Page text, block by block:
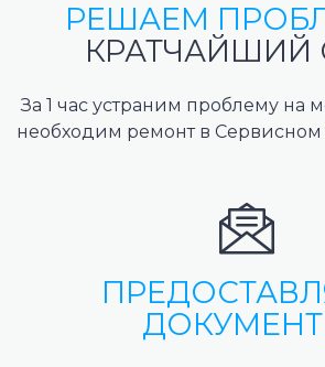
РЕШАЕМ
КРАТЧАЙШИЙ
За 1 час устраним проблему на
необходим ремонт в Сервисном